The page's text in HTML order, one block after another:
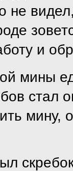
не
и
мины
стал
мину,